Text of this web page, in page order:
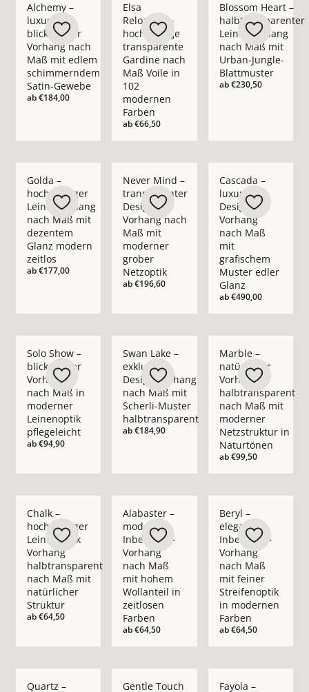
Alchemy –
luxuriöser
blickdichter
Vorhang nach
Maß mit edlem
schimmerndem
Satin-Gewebe
ab€184,00
Elsa
Reloaded –
hochwertige
transparente
Gardine nach
Maß Voile in
102
modernen
Farben
ab€66,50
Blossom Heart –
halbtransparenter
Leinenvorhang
nach Maß mit
Urban-Jungle-
Blattmuster
ab€230,50
Golda –
hochwertiger
Leinenvorhang
nach Maß mit
dezentem
Glanz modern
zeitlos
ab€177,00
Never Mind –
transparenter
Design-
Vorhang nach
Maß mit
moderner
grober
Netzoptik
ab€196,60
Cascada –
luxuriöser
Design-
Vorhang
nach Maß
mit
grafischem
Muster edler
Glanz
ab€490,00
Solo Show –
blickdichter
Vorhang
nach Maß in
moderner
Leinenoptik
pflegeleicht
ab€94,90
Swan Lake –
exklusiver
Design-Vorhang
nach Maß mit
Scherli-Muster
halbtransparent
ab€184,90
Marble –
natürlicher
Vorhang
halbtransparent
nach Maß mit
moderner
Netzstruktur in
Naturtönen
ab€99,50
Chalk –
hochwertiger
Leinenoptik
Vorhang
halbtransparent
nach Maß mit
natürlicher
Struktur
ab€64,50
Alabaster –
moderner
Inbetween-
Vorhang
nach Maß
mit hohem
Wollanteil in
zeitlosen
Farben
ab€64,50
Beryl –
eleganter
Inbetween-
Vorhang
nach Maß
mit feiner
Streifenoptik
in modernen
Farben
ab€64,50
Quartz – Gentle Touch Fayola –